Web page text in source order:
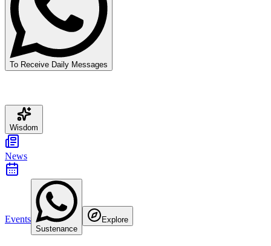
To Receive Daily Messages
Wisdom
News
Events
Sustenance
Explore